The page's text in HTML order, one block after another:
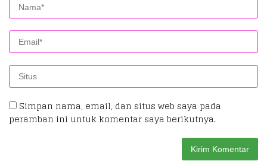
Simpan nama, email, dan situs web saya pada
peramban ini untuk komentar saya berikutnya.